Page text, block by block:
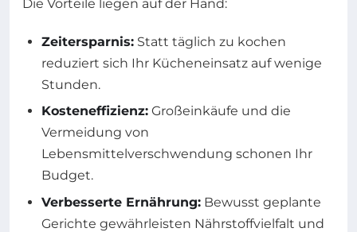
Die Vorteile liegen auf der Hand:
Zeitersparnis: Statt täglich zu kochen
reduziert sich Ihr Kücheneinsatz auf wenige
Stunden.
Kosteneffizienz: Großeinkäufe und die
Vermeidung von
Lebensmittelverschwendung schonen Ihr
Budget.
Verbesserte Ernährung: Bewusst geplante
Gerichte gewährleisten Nährstoffvielfalt und